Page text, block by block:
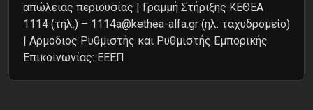
απώλειας περιουσίας | Γραμμή Στήριξης ΚΕΘΕΑ
1114 (τηλ.) – 1114a@kethea-alfa.gr (ηλ. ταχυδρομείο)
| Αρμόδιος Ρυθμιστής και Ρυθμιστής Εμπορικής
Επικοινωνίας: ΕΕΕΠ